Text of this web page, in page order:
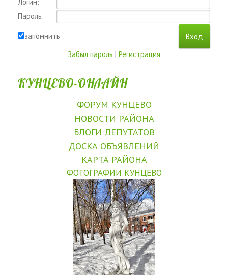
Пароль:
запомнить
Забыл пароль | Регистрация
КУНЦЕВО-ОНЛАЙН
ФОРУМ КУНЦЕВО
НОВОСТИ РАЙОНА
БЛОГИ ДЕПУТАТОВ
ДОСКА ОБЪЯВЛЕНИЙ
КАРТА РАЙОНА
ФОТОГРАФИИ КУНЦЕВО